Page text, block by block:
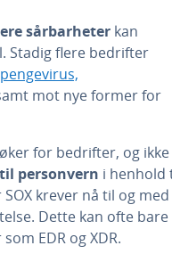
sårbarheter kan
Stadig flere bedrifter
mot nye former for
for bedrifter, og ikke
personvern i henhold
krever nå til og med
Dette kan ofte bare
EDR og XDR.